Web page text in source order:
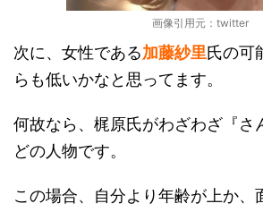
画像引用元：twitter
次に、女性である加藤紗里氏の可
らも低いかなと思ってます。
何故なら、梶原氏がわざわざ『さ
どの人物です。
この場合、自分より年齢が上か、